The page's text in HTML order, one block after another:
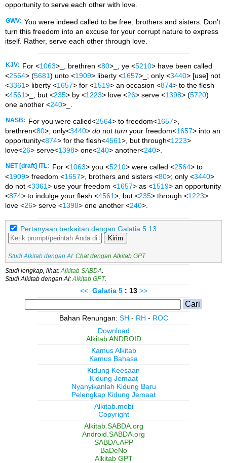
opportunity to serve each other with love.
GWV: You were indeed called to be free, brothers and sisters. Don’t
turn this freedom into an excuse for your corrupt nature to express
itself. Rather, serve each other through love.
KJV: For <1063>_, brethren <80>_, ye <5210> have been called
<2564> (5681) unto <1909> liberty <1657>_; only <3440> [use] not
<3361> liberty <1657> for <1519> an occasion <874> to the flesh
<4561>_, but <235> by <1223> love <26> serve <1398> (5720)
one another <240>_.
NASB: For you were called<2564> to freedom<1657>,
brethren<80>; only<3440> do not turn your freedom<1657> into an
opportunity<874> for the flesh<4561>, but through<1223>
love<26> serve<1398> one<240> another<240>.
NET [draft] ITL: For <1063> you <5210> were called <2564> to
<1909> freedom <1657>, brothers and sisters <80>; only <3440>
do not <3361> use your freedom <1657> as <1519> an opportunity
<874> to indulge your flesh <4561>, but <235> through <1223>
love <26> serve <1398> one another <240>.
Pertanyaan berkaitan dengan Galatia 5:13
Kirim
Studi Alkitab dengan AI: Chat dengan Alkitab GPT.
Studi lengkap, lihat: Alkitab SABDA
Studi Alkitab dengan AI: Alkitab GPT.
<< Galatia 5 : 13 >>
Bahan Renungan: SH - RH - ROC
Download
Alkitab ANDROID
Kamus Alkitab
Kamus Bahasa
Kidung Keesaan
Kidung Jemaat
Nyanyikanlah Kidung Baru
Pelengkap Kidung Jemaat
Alkitab.mobi
Copyright
Alkitab.SABDA.org
Android.SABDA.org
SABDA.APP
BaDeNo
Alkitab GPT